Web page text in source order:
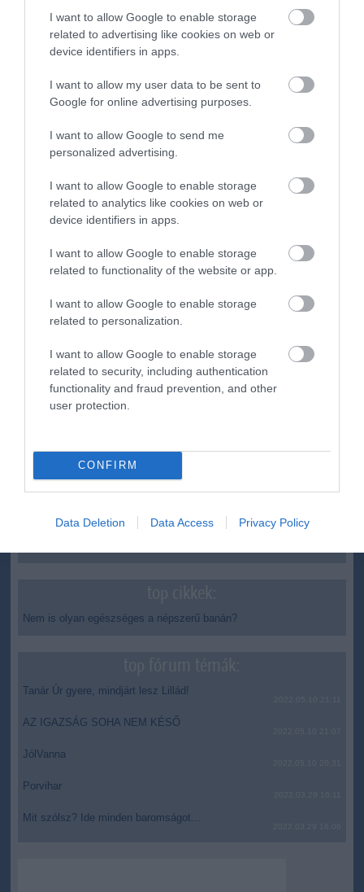
I want to allow Google to enable storage
related to advertising like cookies on web or
device identifiers in apps.
I want to allow my user data to be sent to
Google for online advertising purposes.
I want to allow Google to send me
personalized advertising.
I want to allow Google to enable storage
related to analytics like cookies on web or
device identifiers in apps.
I want to allow Google to enable storage
related to functionality of the website or app.
I want to allow Google to enable storage
related to personalization.
I want to allow Google to enable storage
related to security, including authentication
functionality and fraud prevention, and other
user protection.
CONFIRM
Data Deletion Data Access Privacy Policy
Kukásautó lángol Óbudán - a tűz a parkoló autókat is
megrongálta
Szelektíven kukázol? És buzi-e vagy?
kommenteket nem tudja befolyásolni - azok az olvasók személyes véleményét
tartalmazzák.
tartásával kommenteljenek!
Vitézy Dávid: 2,3 milliárd forint került vissza az államhoz
egy útdíjrendszeres ügylet felülvizsgálata után
Saját életét is kockára tette a magyar erdész, hogy
megállítsa a tüzet
Második világháborús MG-42 géppuskát emeltek ki a
Dunából - a rendőrség lefoglalta
Megérkezett az eső a Duna vízgyűjtőjére
14:26
Újabb két gyanúsítottat fogtak el a 600 milliós
Vizes Eb - Megvan az első magyar arany, a nyíltvízi úszó
Nem is olyan egészséges a népszerű banán?
Tanár Úr gyere, mindjárt lesz Lillád!
AZ IGAZSÁG SOHA NEM KÉSŐ
JólVanna
Porvihar
Mit szólsz? Ide minden baromságot...